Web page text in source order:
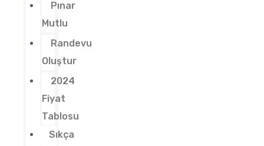
Pınar
Mutlu
Randevu
Oluştur
2024
Fiyat
Tablosu
Sıkça